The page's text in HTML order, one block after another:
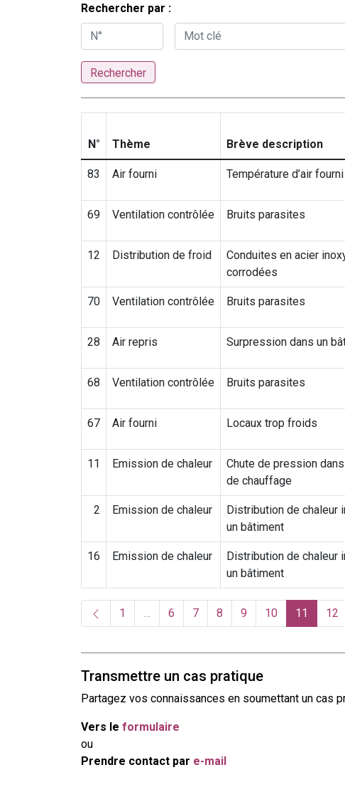
Rechercher par :
Rechercher
N° Thème Brève description
83 Air fourni Température d’air
69 Ventilation contrôlée Bruits parasites
12 Distribution de froid
Conduites en acier
corrodées
70 Ventilation contrôlée Bruits parasites
28 Air repris Surpression dans un
68 Ventilation contrôlée Bruits parasites
67 Air fourni Locaux trop froids
11 Emission de chaleur
Chute de pression
de chauffage
2 Emission de chaleur
Distribution de chaleur
un bâtiment
16 Emission de chaleur
Distribution de chaleur
un bâtiment
1 … 6 7 8 9 10 11 (current)
12
Transmettre un cas pratique
Partagez vos connaissances en soumettant un cas
Vers le formulaire
ou
Prendre contact par e-mail